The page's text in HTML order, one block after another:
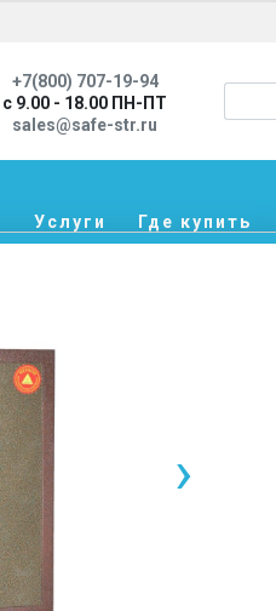
+7(800) 707-19-94
с 9.00 - 18.00 ПН-ПТ
sales@safe-str.ru
Услуги Где купить
›